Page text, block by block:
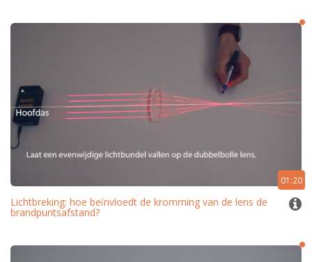
01:20
Lichtbreking: hoe beïnvloedt de kromming van de lens de
brandpuntsafstand?